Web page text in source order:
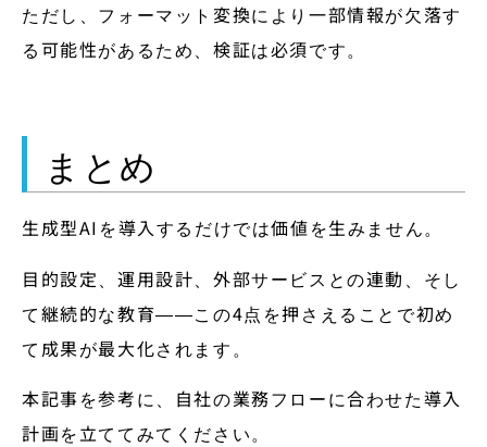
ただし、フォーマット変換により一部情報が欠落す
る可能性があるため、検証は必須です。
まとめ
生成型AIを導入するだけでは価値を生みません。
目的設定、運用設計、外部サービスとの連動、そし
て継続的な教育――この4点を押さえることで初め
て成果が最大化されます。
本記事を参考に、自社の業務フローに合わせた導入
計画を立ててみてください。